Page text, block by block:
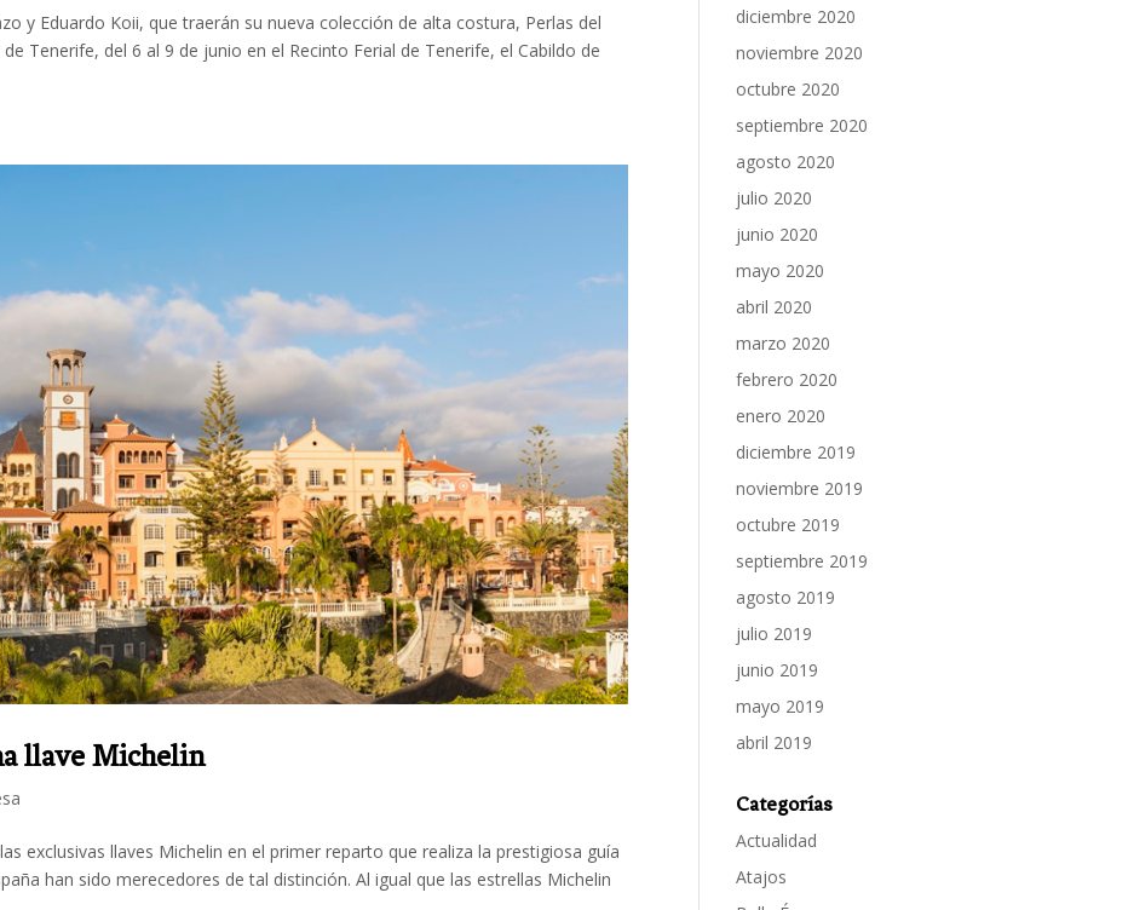
y Eduardo Koii, que traerán su nueva colección de alta costura, Perlas del
Tenerife, del 6 al 9 de junio en el Recinto Ferial de Tenerife, el Cabildo de
llave Michelin
exclusivas llaves Michelin en el primer reparto que realiza la prestigiosa guía
han sido merecedores de tal distinción. Al igual que las estrellas Michelin
diciembre 2020
noviembre 2020
octubre 2020
septiembre 2020
agosto 2020
julio 2020
junio 2020
mayo 2020
abril 2020
marzo 2020
febrero 2020
enero 2020
diciembre 2019
noviembre 2019
octubre 2019
septiembre 2019
agosto 2019
julio 2019
junio 2019
mayo 2019
abril 2019
Categorías
Actualidad
Atajos